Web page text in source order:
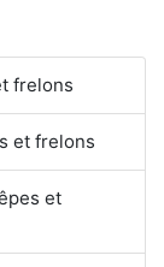
frelons
et frelons
et